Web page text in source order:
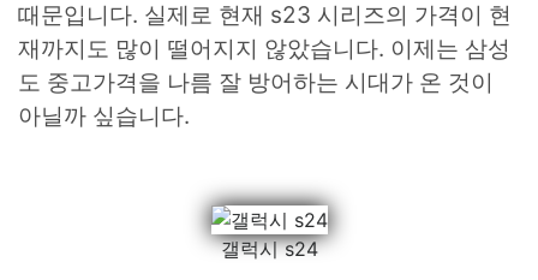
때문입니다. 실제로 현재 s23 시리즈의 가격이 현
재까지도 많이 떨어지지 않았습니다. 이제는 삼성
도 중고가격을 나름 잘 방어하는 시대가 온 것이
아닐까 싶습니다.
갤럭시 s24